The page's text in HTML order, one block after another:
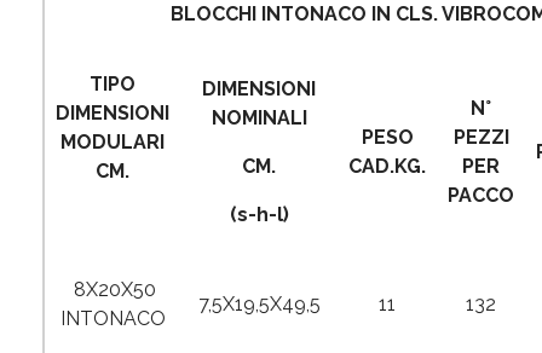
BLOCCHI INTONACO IN CLS.
TIPO
DIMENSIONI
MODULARI
CM.
DIMENSIONI
NOMINALI
CM.
(s-h-l)
PESO
CAD.KG.
N°
PEZZI
PER
PACCO
8X20X50
INTONACO
7,5X19,5X49,5 11 132